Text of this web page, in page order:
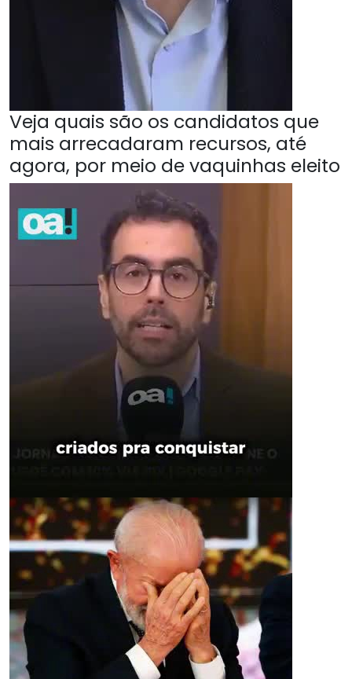
Veja quais são os candidatos que
mais arrecadaram recursos, até
agora, por meio de vaquinhas eleito